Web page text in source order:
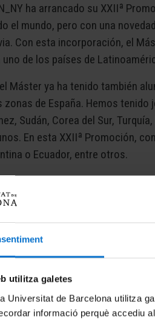
utilitza galetes
Universitat de Barcelona utilitza
informació perquè accediu
ha arrancado su XXIIª
el mundo, pero con una
Con esta incorporación, el
de los países de
Máster ya ha tenido también
zonas de España. Hemos
Sudán, Corea del Sur,
En esta XXIIª Promoción,
o Ecuador, entre otros.